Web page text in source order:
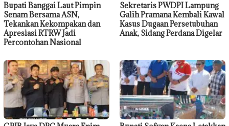
Bupati Banggai Laut Pimpin
Senam Bersama ASN,
Tekankan Kekompakan dan
Apresiasi RTRW Jadi
Percontohan Nasional
Sekretaris PWDPI Lampung
Galih Pramana Kembali Kawal
Kasus Dugaan Persetubuhan
Anak, Sidang Perdana Digelar